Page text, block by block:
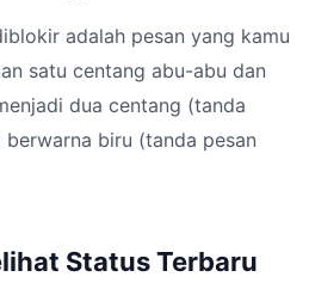
adalah pesan yang kamu
satu centang abu-abu dan
dua centang (tanda
biru (tanda pesan
Status Terbaru